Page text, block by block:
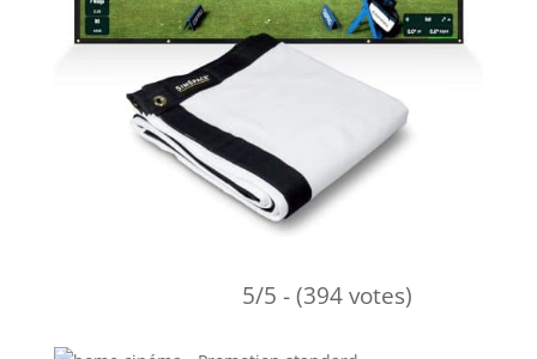
5/5 - (394 votes)